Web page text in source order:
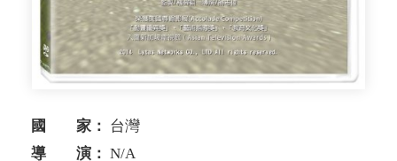
國 家： 台灣
導 演： N/A